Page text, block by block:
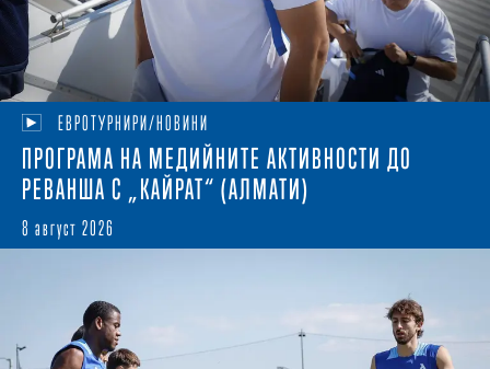
ЕВРОТУРНИРИ/НОВИНИ
ПРОГРАМА НА МЕДИЙНИТЕ АКТИВНОСТИ ДО
РЕВАНША С „КАЙРАТ“ (АЛМАТИ)
8 август 2026